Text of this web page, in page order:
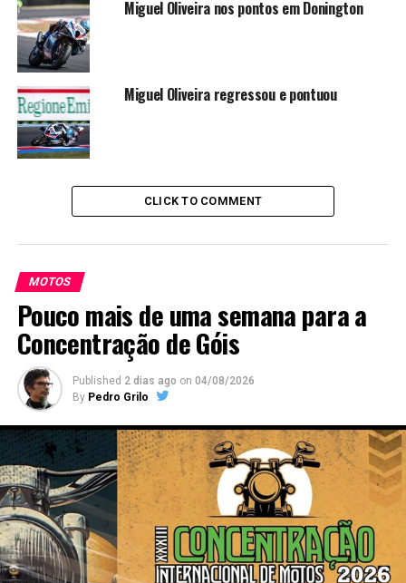
Miguel Oliveira nos pontos em Donington
Miguel Oliveira regressou e pontuou
CLICK TO COMMENT
MOTOS
Pouco mais de uma semana para a
Concentração de Góis
Published 2 dias ago on 04/08/2026
By Pedro Grilo